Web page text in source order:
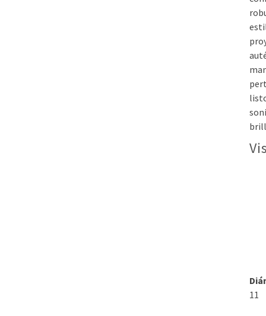
11